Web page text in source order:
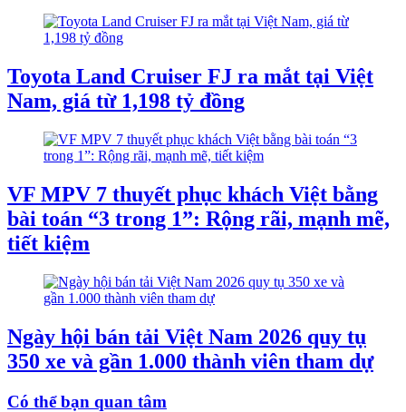
Toyota Land Cruiser FJ ra mắt tại Việt
Nam, giá từ 1,198 tỷ đồng
VF MPV 7 thuyết phục khách Việt bằng
bài toán “3 trong 1”: Rộng rãi, mạnh mẽ,
tiết kiệm
Ngày hội bán tải Việt Nam 2026 quy tụ
350 xe và gần 1.000 thành viên tham dự
Có thể bạn quan tâm